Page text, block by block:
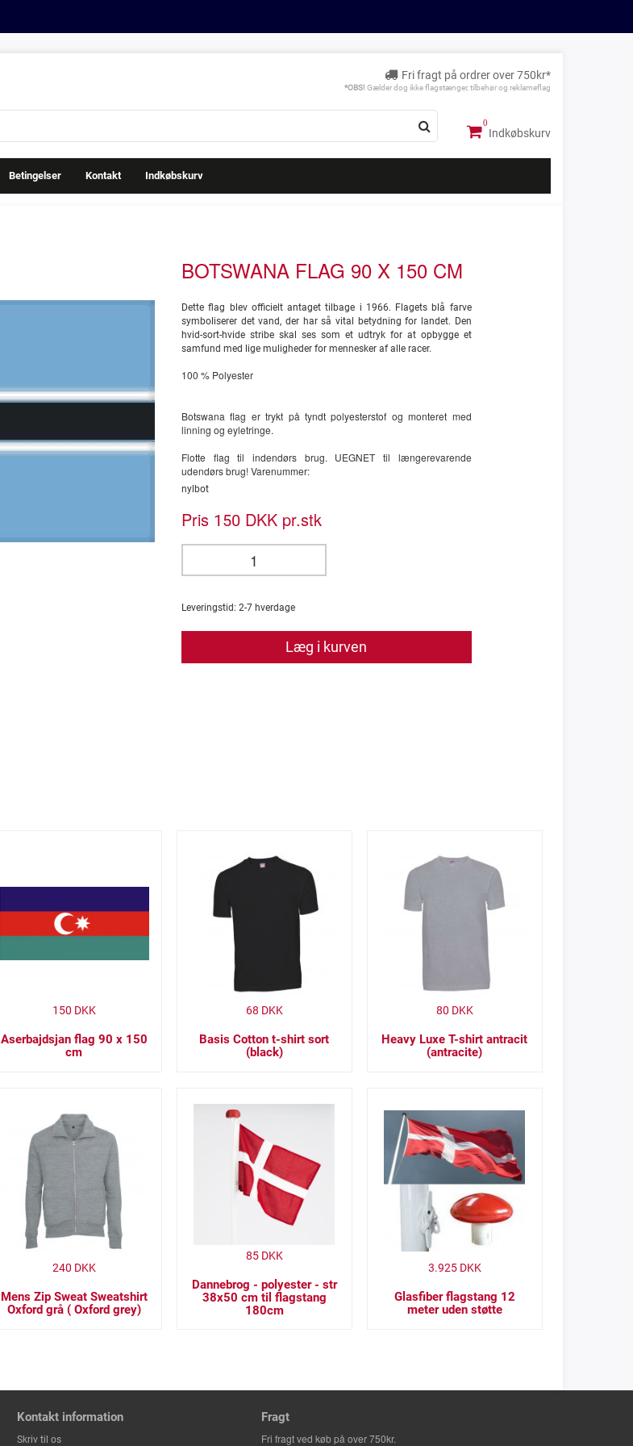
Fri fragt på ordrer over 750kr*
*OBS! Gælder dog ikke flagstænger, tilbehør og reklameflag
Indkøbskurv
Betingelser Kontakt Indkøbskurv
BOTSWANA FLAG 90 X 150 CM
Dette flag blev officielt antaget tilbage i 1966. Flagets blå farve
symboliserer det vand, der har så vital betydning for landet. Den
hvid-sort-hvide stribe skal ses som et udtryk for at opbygge et
samfund med lige muligheder for mennesker af alle racer.
100 % Polyester
Botswana flag er trykt på tyndt polyesterstof og monteret med
linning og eyletringe.
Flotte flag til indendørs brug. UEGNET til længerevarende
udendørs brug! Varenummer:
nylbot
Pris 150 DKK pr.stk
Leveringstid: 2-7 hverdage
Læg i kurven
Aserbajdsjan flag 90 x 150
cm
150 DKK
Basis Cotton t-shirt sort
(black)
68 DKK
Heavy Luxe T-shirt antracit
(antracite)
80 DKK
Mens Zip Sweat Sweatshirt
Oxford grå ( Oxford grey)
240 DKK
Dannebrog - polyester - str
38x50 cm til flagstang
180cm
85DKK
Glasfiber flagstang 12
meter uden støtte
3.925DKK
Kontakt information
Skriv til os
Fragt
Fri fragt ved køb på over 750kr.